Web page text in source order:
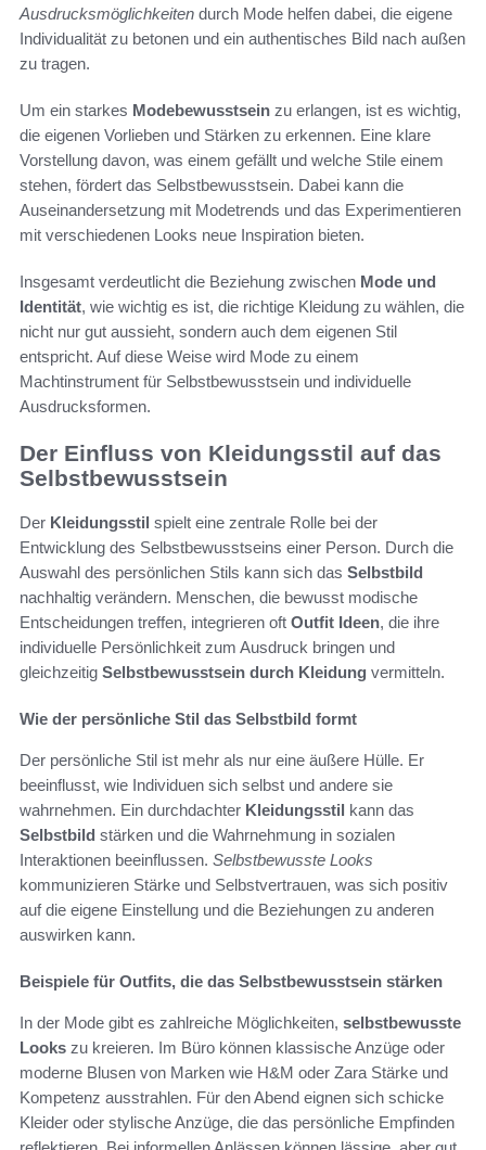
Ausdrucksmöglichkeiten durch Mode helfen dabei, die eigene
Individualität zu betonen und ein authentisches Bild nach außen
zu tragen.
Um ein starkes Modebewusstsein zu erlangen, ist es wichtig,
die eigenen Vorlieben und Stärken zu erkennen. Eine klare
Vorstellung davon, was einem gefällt und welche Stile einem
stehen, fördert das Selbstbewusstsein. Dabei kann die
Auseinandersetzung mit Modetrends und das Experimentieren
mit verschiedenen Looks neue Inspiration bieten.
Insgesamt verdeutlicht die Beziehung zwischen Mode und
Identität, wie wichtig es ist, die richtige Kleidung zu wählen, die
nicht nur gut aussieht, sondern auch dem eigenen Stil
entspricht. Auf diese Weise wird Mode zu einem
Machtinstrument für Selbstbewusstsein und individuelle
Ausdrucksformen.
Der Einfluss von Kleidungsstil auf das
Selbstbewusstsein
Der Kleidungsstil spielt eine zentrale Rolle bei der
Entwicklung des Selbstbewusstseins einer Person. Durch die
Auswahl des persönlichen Stils kann sich das Selbstbild
nachhaltig verändern. Menschen, die bewusst modische
Entscheidungen treffen, integrieren oft Outfit Ideen, die ihre
individuelle Persönlichkeit zum Ausdruck bringen und
gleichzeitig Selbstbewusstsein durch Kleidung vermitteln.
Wie der persönliche Stil das Selbstbild formt
Der persönliche Stil ist mehr als nur eine äußere Hülle. Er
beeinflusst, wie Individuen sich selbst und andere sie
wahrnehmen. Ein durchdachter Kleidungsstil kann das
Selbstbild stärken und die Wahrnehmung in sozialen
Interaktionen beeinflussen. Selbstbewusste Looks
kommunizieren Stärke und Selbstvertrauen, was sich positiv
auf die eigene Einstellung und die Beziehungen zu anderen
auswirken kann.
Beispiele für Outfits, die das Selbstbewusstsein stärken
In der Mode gibt es zahlreiche Möglichkeiten, selbstbewusste
Looks zu kreieren. Im Büro können klassische Anzüge oder
moderne Blusen von Marken wie H&M oder Zara Stärke und
Kompetenz ausstrahlen. Für den Abend eignen sich schicke
Kleider oder stylische Anzüge, die das persönliche Empfinden